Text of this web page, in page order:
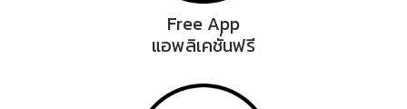
Free App
แอพลิเคชั่นฟรี